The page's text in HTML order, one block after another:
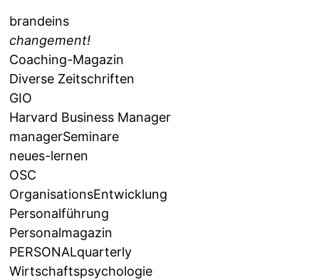
brandeins
changement!
Coaching-Magazin
Diverse Zeitschriften
GIO
Harvard Business Manager
managerSeminare
neues-lernen
OSC
OrganisationsEntwicklung
Personalführung
Personalmagazin
PERSONALquarterly
Wirtschaftspsychologie